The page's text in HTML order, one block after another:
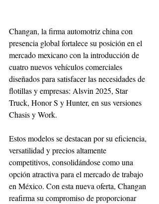
Changan, la firma automotriz china con
presencia global fortalece su posición en el
mercado mexicano con la introducción de
cuatro nuevos vehículos comerciales
diseñados para satisfacer las necesidades de
flotillas y empresas: Alsvin 2025, Star
Truck, Honor S y Hunter, en sus versiones
Chasis y Work.
Estos modelos se destacan por su eficiencia,
versatilidad y precios altamente
competitivos, consolidándose como una
opción atractiva para el mercado de trabajo
en México. Con esta nueva oferta, Changan
reafirma su compromiso de proporcionar